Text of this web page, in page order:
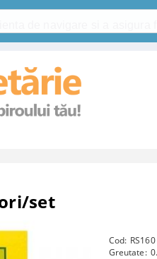
de navigare si a
set
Cod: RS160
Greutate: